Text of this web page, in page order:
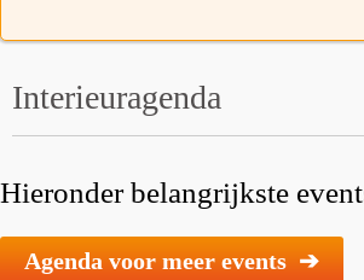
Interieuragenda
Hieronder belangrijkste
Agenda voor meer events ➔